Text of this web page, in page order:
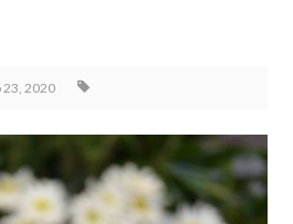
23, 2020